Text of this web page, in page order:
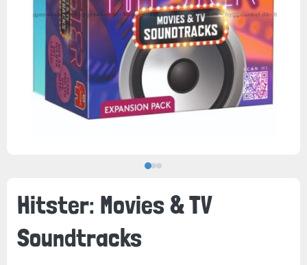
Hitster: Movies & TV
Soundtracks